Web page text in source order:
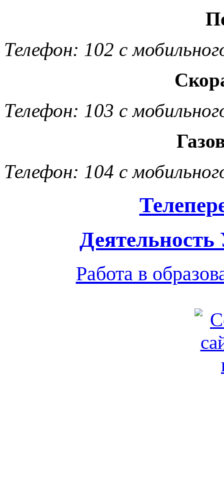
Телефон: 102 с
Телефон: 103 с
Телефон: 104 с
Работа в